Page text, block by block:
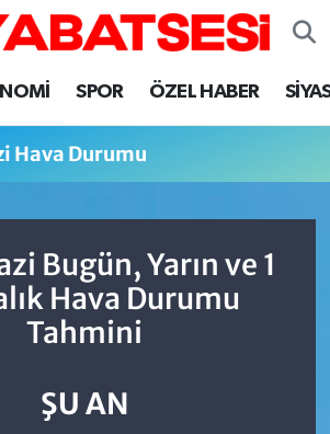
SPOR ÖZEL HABER
Hava Durumu
Bugün, Yarın ve 1
Hava Durumu
Tahmini
ŞU AN
Eczaneler
Yoğunluk Haritası
Durumu ve Fikstür
Haberleri